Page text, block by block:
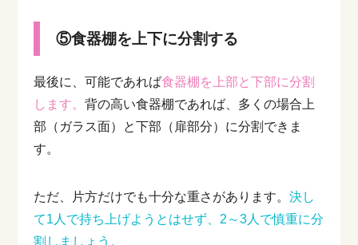
⑤食器棚を上下に分割する
最後に、可能であれば食器棚を上部と下部に分割
します。背の高い食器棚であれば、多くの場合上
部（ガラス面）と下部（扉部分）に分割できま
す。
ただ、片方だけでも十分な重さがあります。決し
て1人で持ち上げようとはせず、2～3人で慎重に分
割しましょう。